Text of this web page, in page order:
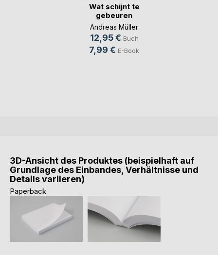
Wat schijnt te
gebeuren
Andreas Müller
12,95 € Buch
7,99 € E-Book
3D-Ansicht des Produktes (beispielhaft auf
Grundlage des Einbandes, Verhältnisse und
Details variieren)
Paperback